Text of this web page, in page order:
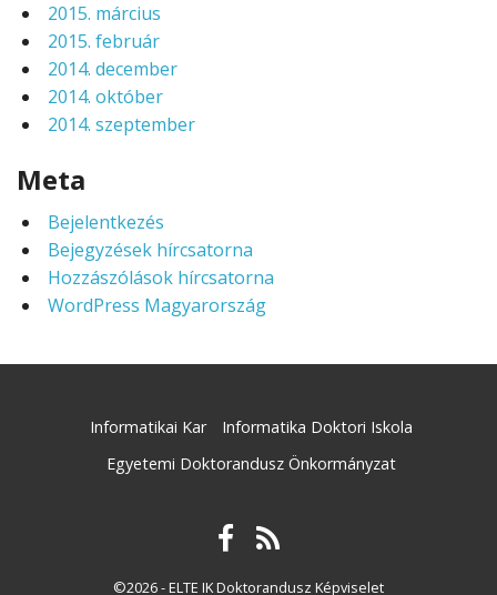
2015. március
2015. február
2014. december
2014. október
2014. szeptember
Meta
Bejelentkezés
Bejegyzések hírcsatorna
Hozzászólások hírcsatorna
WordPress Magyarország
Informatikai Kar
Informatika Doktori Iskola
Egyetemi Doktorandusz Önkormányzat
©2026 - ELTE IK Doktorandusz Képviselet